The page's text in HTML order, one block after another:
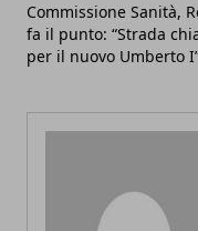
Commissione Sanità,
fa il punto: “Strada
per il nuovo Umberto